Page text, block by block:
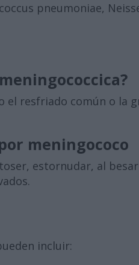
el resfriado común o la
meningococo
estornudar, al
incluir: